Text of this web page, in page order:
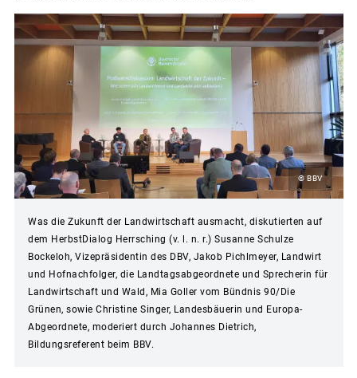
© BBV
Was die Zukunft der Landwirtschaft ausmacht, diskutierten auf
dem HerbstDialog Herrsching (v. l. n. r.) Susanne Schulze
Bockeloh, Vizepräsidentin des DBV, Jakob Pichlmeyer, Landwirt
und Hofnachfolger, die Landtagsabgeordnete und Sprecherin für
Landwirtschaft und Wald, Mia Goller vom Bündnis 90/Die
Grünen, sowie Christine Singer, Landesbäuerin und Europa-
Abgeordnete, moderiert durch Johannes Dietrich,
Bildungsreferent beim BBV.